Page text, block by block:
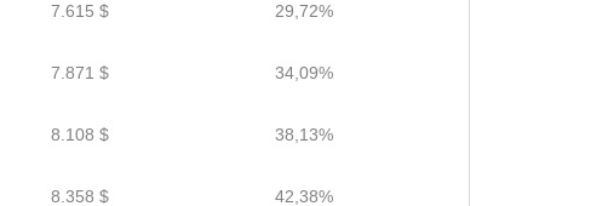
7.615 $ 29,72%
7.871 $ 34,09%
8.108 $ 38,13%
8.358 $ 42,38%